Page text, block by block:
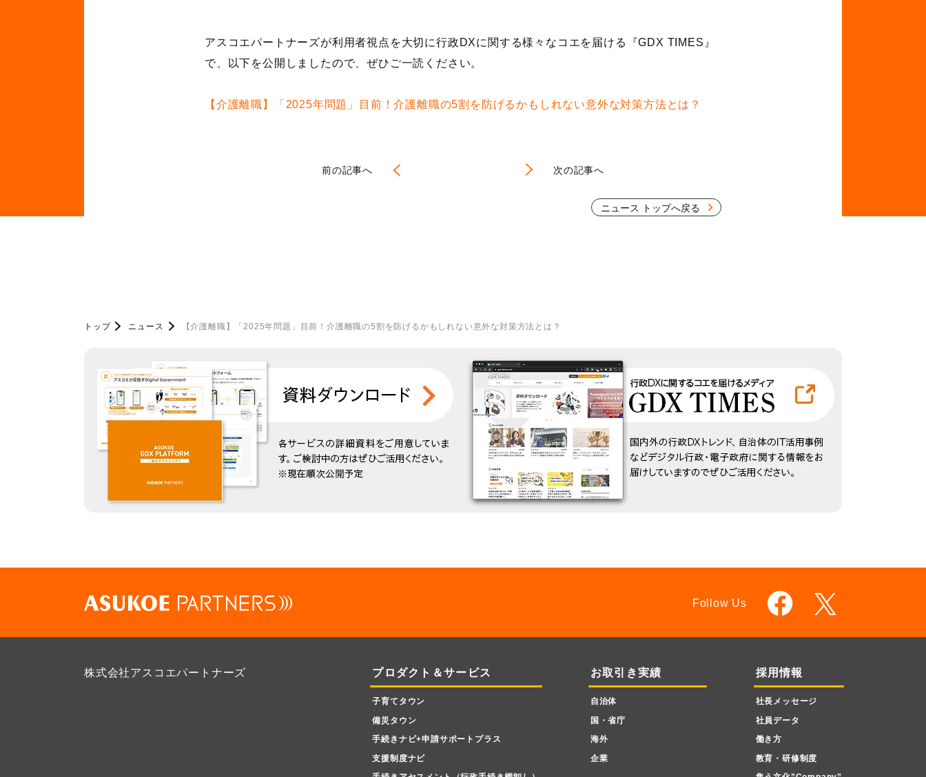
アスコエパートナーズが利用者視点を大切に行政DXに関する様々なコエを届ける『GDX TIMES』
で、以下を公開しましたので、ぜひご一読ください。
【介護離職】「2025年問題」目前！介護離職の5割を防げるかもしれない意外な対策方法とは？
前の記事へ 次の記事へ
ニュース トップへ戻る
トップ ニュース 【介護離職】「2025年問題」目前！介護離職の5割を防げるかもしれない意外な対策方法とは？
株式会社アスコエパートナーズ プロダクト＆サービス
子育てタウン
備災タウン
手続きナビ+申請サポートプラス
支援制度ナビ
お取引き実績
自治体
国・省庁
海外
企業
採用情報
社長メッセージ
社員データ
働き方
教育・研修制度
Follow Us